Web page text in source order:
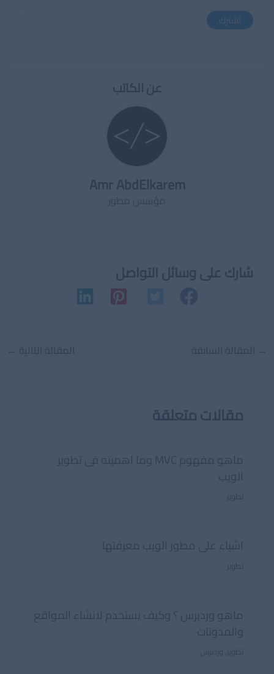
اشترك
عن الكاتب
Amr AbdElkarem
شارك على وسائل التواصل
Post
→ المقالة السابقة المقالة التالية ←
مقالات متعلقة
ماهو مفهوم MVC وما اهميته فى تطوير
الويب
تطوير
اشياء على مطور الويب معرفتها
تطوير
ماهو وردبرس ؟ وكيف يستخدم لانشاء المواقع
والمدونات
تطوير وردبرس